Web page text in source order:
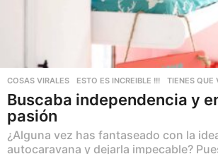
COSAS VIRALES ,ESTO ES INCREIBLE !!! ,TIENES QUE
Buscaba independencia y
pasión
¿Alguna vez has fantaseado con la
autocaravana y dejarla impecable?